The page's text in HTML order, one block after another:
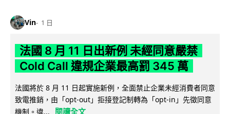
Vin 1 日
法國 8 月 11 日出新例 未經同意嚴禁
Cold Call 違規企業最高罰 345 萬
法國將於 8 月 11 日起實施新例，全面禁止企業未經消費者同意
致電推銷，由「opt-out」拒接登記制轉為「opt-in」先徵同意
機制。違...
閱讀全文